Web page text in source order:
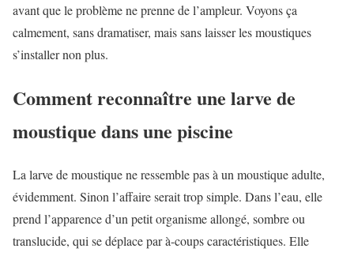
avant que le problème ne prenne de l’ampleur. Voyons ça
calmement, sans dramatiser, mais sans laisser les moustiques
s’installer non plus.
Comment reconnaître une larve de
moustique dans une piscine
La larve de moustique ne ressemble pas à un moustique adulte,
évidemment. Sinon l’affaire serait trop simple. Dans l’eau, elle
prend l’apparence d’un petit organisme allongé, sombre ou
translucide, qui se déplace par à-coups caractéristiques. Elle